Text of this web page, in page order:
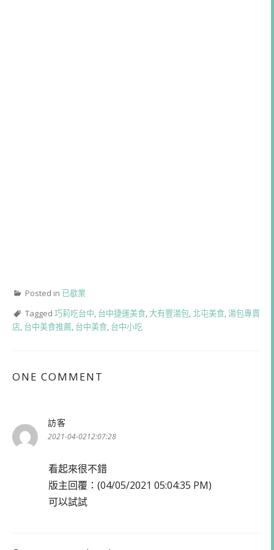
Posted in 已歇業
Tagged 巧莉吃台中, 台中捷運美食,大有豐湯包, 北屯美食,湯包專賣
店, 台中美食推薦, 台中美食, 台中小吃
ONE COMMENT
訪客
示:
2021-04-0212:07:28
看起來很不錯
版主回覆：(04/05/2021 05:04:35 PM)
可以試試